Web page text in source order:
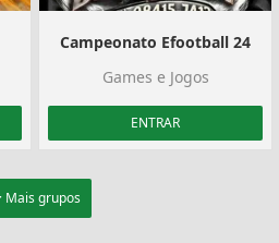
Campeonato Efootball 24
Games e Jogos
ENTRAR
Mais grupos